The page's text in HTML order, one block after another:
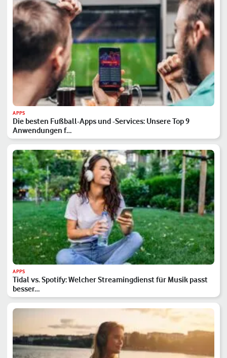
APPS
Die besten Fußball-Apps und -Services: Unsere Top 9
Anwendungen f…
APPS
Tidal vs. Spotify: Welcher Streamingdienst für Musik passt
besser…